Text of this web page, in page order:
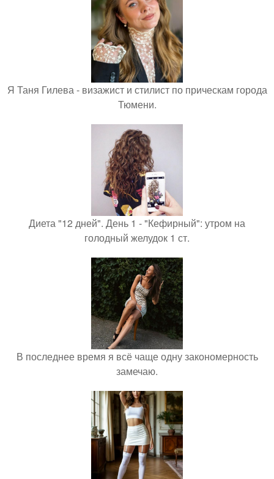
Я Таня Гилева - визажист и стилист по прическам города
Тюмени.
Диета "12 дней". День 1 - "Кефирный": утром на
голодный желудок 1 ст.
В последнее время я всё чаще одну закономерность
замечаю.